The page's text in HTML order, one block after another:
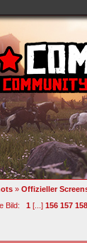
» Offizieller
Bild: 1 [...] 156 157 158